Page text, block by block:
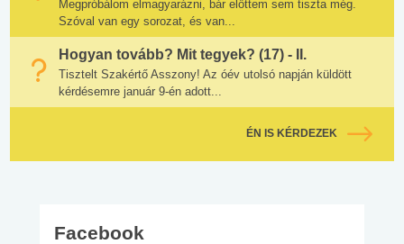
Megpróbálom elmagyarázni, bár előttem sem tiszta még.
Szóval van egy sorozat, és van...
Hogyan tovább? Mit tegyek? (17) - II.
Tisztelt Szakértő Asszony! Az óév utolsó napján küldött
kérdésemre január 9-én adott...
ÉN IS KÉRDEZEK
Facebook